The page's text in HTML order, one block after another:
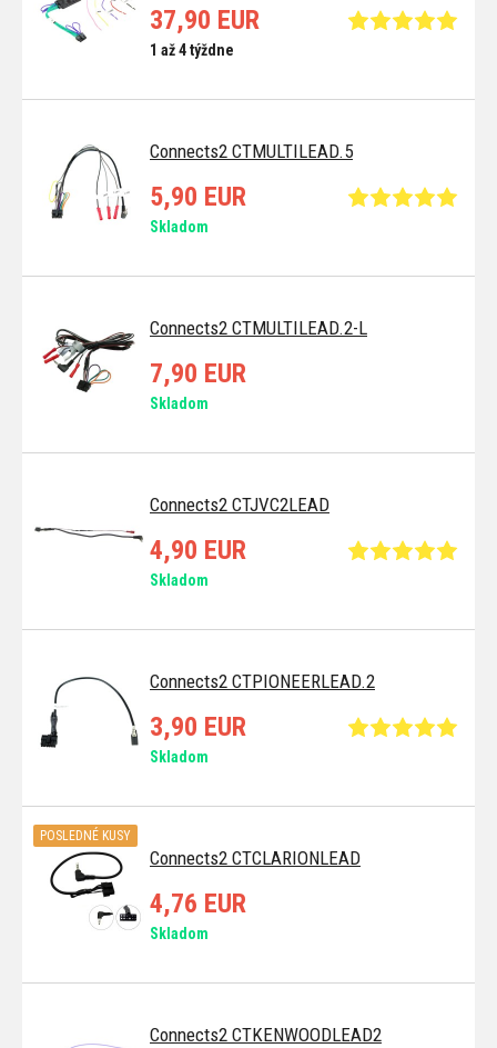
37,90 EUR
1 až 4 týždne
Connects2 CTMULTILEAD.5
5,90 EUR
Skladom
Connects2 CTMULTILEAD.2-L
7,90 EUR
Skladom
Connects2 CTJVC2LEAD
4,90 EUR
Skladom
Connects2 CTPIONEERLEAD.2
3,90 EUR
Skladom
Connects2 CTCLARIONLEAD
POSLEDNÉ KUSY
4,76 EUR
Skladom
Connects2 CTKENWOODLEAD2